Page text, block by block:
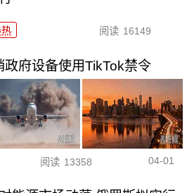
阅读 16149
府设备使用TikTok禁令
阅读 13358 04-01